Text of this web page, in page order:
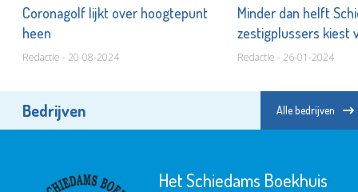
Coronagolf lijkt over hoogtepunt
heen
Redactie - 20-08-2024
Minder dan helft
zestigplussers kiest
Redactie - 26-01-2024
Bedrijven Alle bedrijven
Het Schiedams Boekhuis